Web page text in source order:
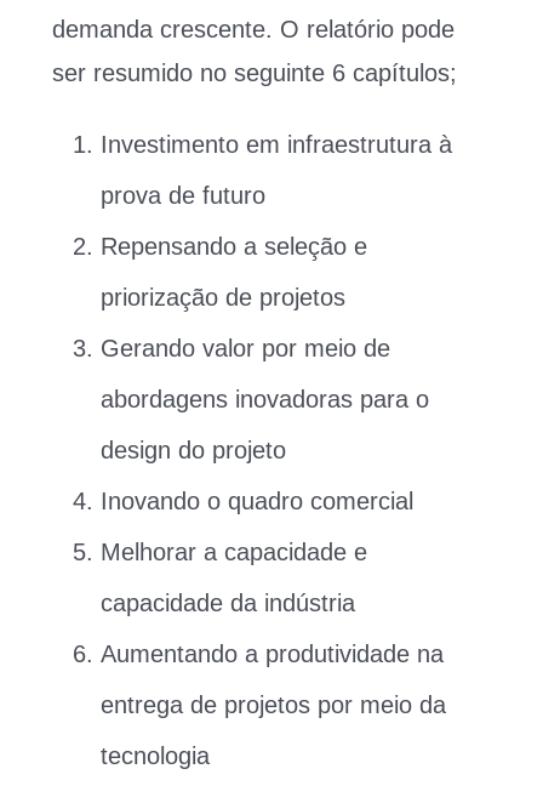
demanda crescente. O relatório pode
ser resumido no seguinte 6 capítulos;
Investimento em infraestrutura à
prova de futuro
Repensando a seleção e
priorização de projetos
Gerando valor por meio de
abordagens inovadoras para o
design do projeto
Inovando o quadro comercial
Melhorar a capacidade e
capacidade da indústria
Aumentando a produtividade na
entrega de projetos por meio da
tecnologia